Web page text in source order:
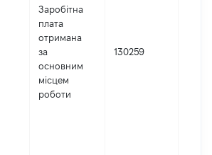
Заробітна
плата
отримана
за
основним
місцем
роботи
130259